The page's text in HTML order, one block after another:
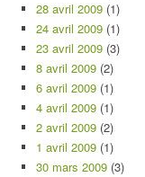
28 avril 2009 (1)
24 avril 2009 (1)
23 avril 2009 (3)
8 avril 2009 (2)
6 avril 2009 (1)
4 avril 2009 (1)
2 avril 2009 (2)
1 avril 2009 (1)
30 mars 2009 (3)